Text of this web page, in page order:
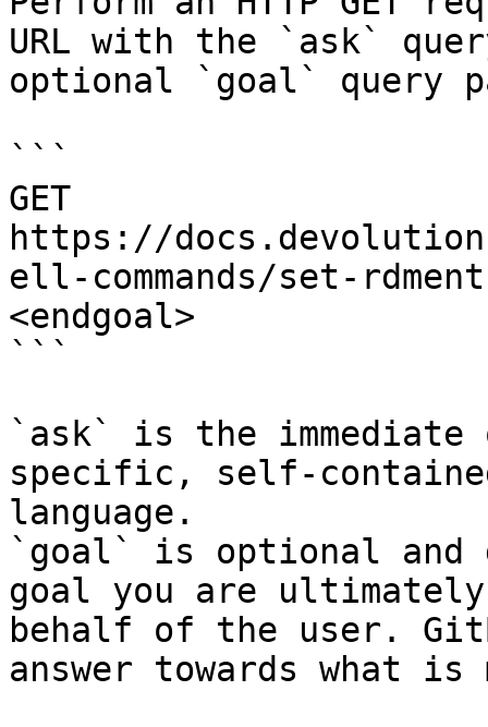
URL with the `ask`
optional `goal` query
```
GET
https://
ell-commands/set-
<endgoal>
```
`ask` is the
specific, self-
language.
`goal` is optional and
goal you are
behalf of the user.
answer towards what